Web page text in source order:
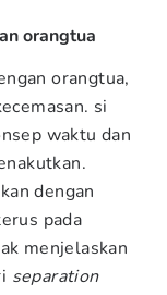
orangtua
orangtua,
si
waktu dan
dengan
pada
menjelaskan
separation